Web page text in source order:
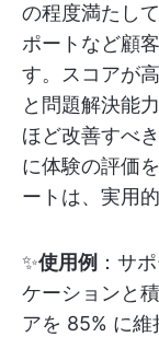
の程度満たし
ポートなど顧
す。スコアが
と問題解決能
ほど改善すべ
に体験の評価
ートは、実用
✨使用例 ：サ
ケーションと
アを 85% に維